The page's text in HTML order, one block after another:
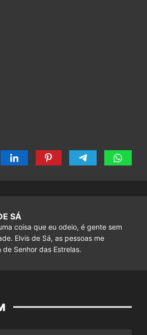
SÁ
coisa que eu odeio, é gente sem
Elvis de Sá, as pessoas me
de Senhor das Estrelas.